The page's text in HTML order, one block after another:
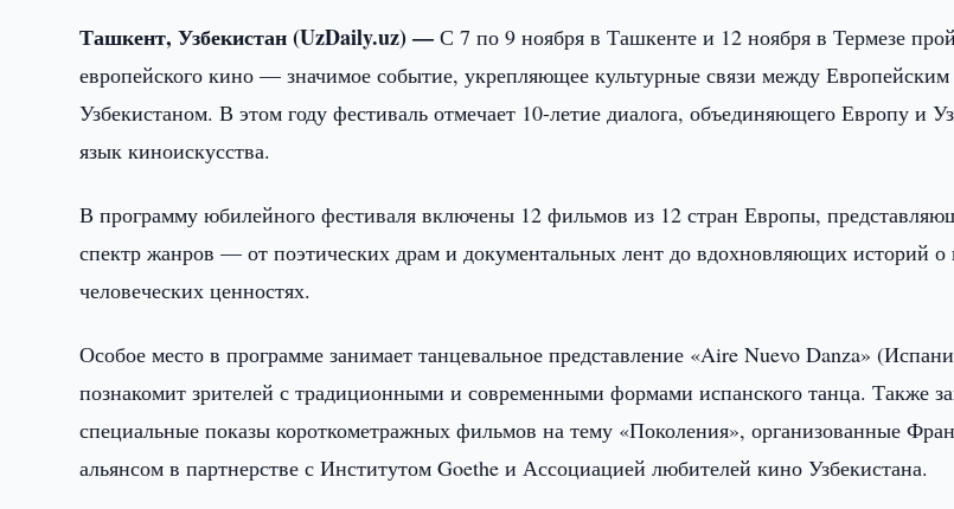
Ташкент, Узбекистан (UzDaily.uz) —С 7 по 9 ноября в Ташкенте и 12 ноября в Термезе
европейского кино — значимое событие, укрепляющее культурные связи между
Узбекистаном. В этом году фестиваль отмечает 10-летие диалога, объединяющего Европу и
язык киноискусства.
В программу юбилейного фестиваля включены 12 фильмов из 12 стран Европы,
спектр жанров — от поэтических драм и документальных лент до вдохновляющих историй о
человеческих ценностях.
Особое место в программе занимает танцевальное представление «Aire Nuevo Danza»
познакомит зрителей с традиционными и современными формами испанского танца. Также
специальные показы короткометражных фильмов на тему «Поколения», организованные
альянсом в партнерстве с Институтом Goethe и Ассоциацией любителей кино Узбекистана.